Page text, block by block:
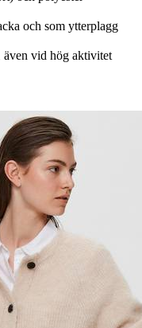
och som ytterplagg
även vid hög aktivitet